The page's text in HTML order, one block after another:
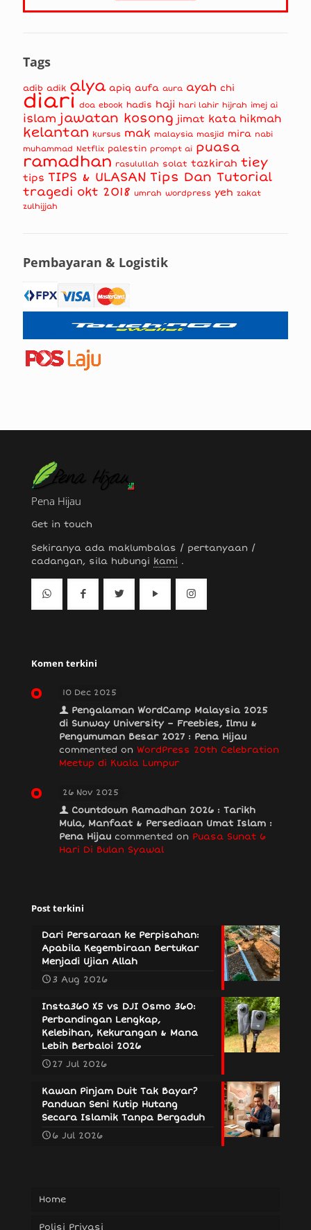
Tags
adib adik alya apiq aufa aura ayah chi
diari doa ebook hadis haji hari lahir hijrah imej ai
islam jawatan kosong jimat kata hikmah
kelantan kursus mak malaysia masjid mira nabi
muhammad Netflix palestin prompt ai puasa
ramadhan rasulullah solat tazkirah tiey
tips TIPS & ULASAN Tips Dan Tutorial
tragedi okt 2018 umrah wordpress yeh zakat
zulhijjah
Pembayaran & Logistik
Pena Hijau
Get in touch
Sekiranya ada maklumbalas / pertanyaan /
cadangan, sila hubungi kami .
Komen terkini
10 Dec 2025
Pengalaman WordCamp Malaysia 2025
di Sunway University – Freebies, Ilmu &
Pengumuman Besar 2027 : Pena Hijau
commented on WordPress 20th Celebration
Meetup di Kuala Lumpur
26 Nov 2025
Countdown Ramadhan 2026 : Tarikh
Mula, Manfaat & Persediaan Umat Islam :
Pena Hijau commented on Puasa Sunat 6
Hari Di Bulan Syawal
Post terkini
Dari Persaraan ke Perpisahan:
Apabila Kegembiraan Bertukar
Menjadi Ujian Allah
3 Aug 2026
Insta360 X5 vs DJI Osmo 360:
Perbandingan Lengkap,
Kelebihan, Kekurangan & Mana
Lebih Berbaloi 2026
27 Jul 2026
Kawan Pinjam Duit Tak Bayar?
Panduan Seni Kutip Hutang
Secara Islamik Tanpa Bergaduh
6 Jul 2026
Home
Polisi Privasi